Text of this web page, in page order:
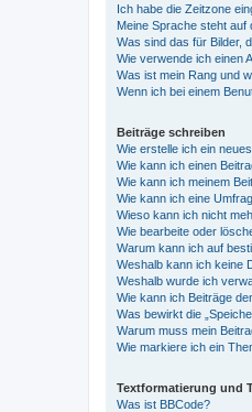
Ich habe die Zeitzone
Meine Sprache steht auf
Was sind das für Bilder,
Wie verwende ich einen
Was ist mein Rang und
Wenn ich bei einem
Beiträge schreiben
Wie erstelle ich ein
Wie kann ich einen
Wie kann ich meinem
Wie kann ich eine
Wieso kann ich nicht
Wie bearbeite oder
Warum kann ich auf
Weshalb kann ich keine
Weshalb wurde ich
Wie kann ich Beiträge
Was bewirkt die
Warum muss mein
Wie markiere ich ein
Textformatierung und
Was ist BBCode?